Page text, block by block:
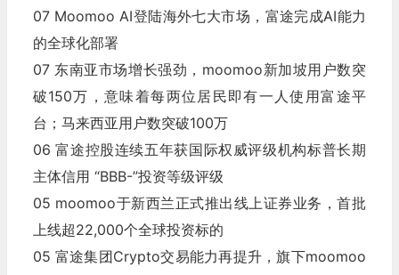
07 Moomoo AI登陆海外七大市场，富途完成AI能力
的全球化部署
07 东南亚市场增长强劲，moomoo新加坡用户数突
破150万，意味着每两位居民即有一人使用富途平
台；马来西亚用户数突破100万
06 富途控股连续五年获国际权威评级机构标普长期
主体信用 “BBB-”投资等级评级
05 moomoo于新西兰正式推出线上证券业务，首批
上线超22,000个全球投资标的
05 富途集团Crypto交易能力再提升，旗下moomoo